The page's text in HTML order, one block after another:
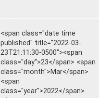
<span class="date time
published" title="2022-03-
23T21:11:30-0500"><span
class="day">23</span> <span
class="month">Mar</span>
<span
class="year">2022</span>